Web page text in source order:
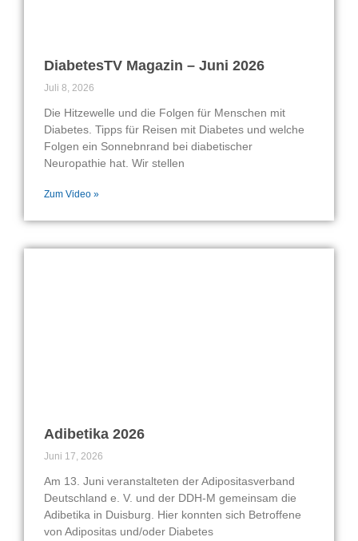
DiabetesTV Magazin – Juni 2026
Juli 8, 2026
Die Hitzewelle und die Folgen für Menschen mit
Diabetes. Tipps für Reisen mit Diabetes und welche
Folgen ein Sonnebnrand bei diabetischer
Neuropathie hat. Wir stellen
Zum Video »
Adibetika 2026
Juni 17, 2026
Am 13. Juni veranstalteten der Adipositasverband
Deutschland e. V. und der DDH-M gemeinsam die
Adibetika in Duisburg. Hier konnten sich Betroffene
von Adipositas und/oder Diabetes